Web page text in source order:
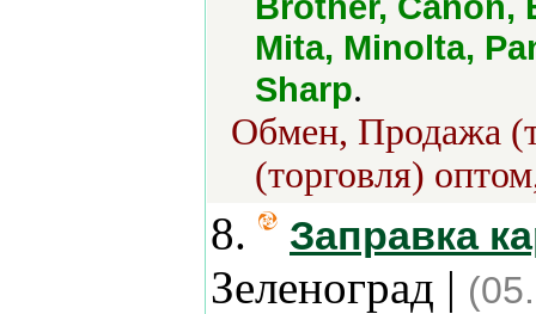
Mita, Minolta,
Sharp.
Обмен, Продажа
(торговля)
8. Заправка
Зеленоград |